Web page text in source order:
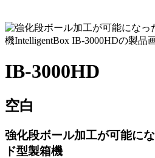
IB-3000HD
空白
強化段ボール加工が可能に
ド型製箱機